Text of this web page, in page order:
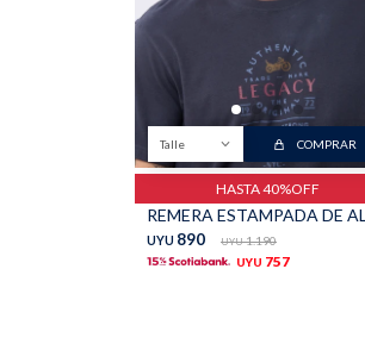
Talle COMPRAR
HASTA 40%OFF
UYU 890 UYU 1.190
UYU 757